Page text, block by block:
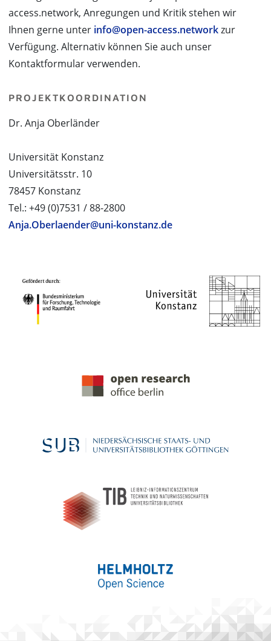
access.network, Anregungen und Kritik stehen wir
Ihnen gerne unter info@open-access.networkzur
Verfügung. Alternativ können Sie auch unser
Kontaktformular verwenden.
PROJEKTKOORDINATION
Dr. Anja Oberländer
Universität Konstanz
Universitätsstr. 10
78457 Konstanz
Tel.: +49 (0)7531 / 88-2800
Anja.Oberlaender@uni-konstanz.de